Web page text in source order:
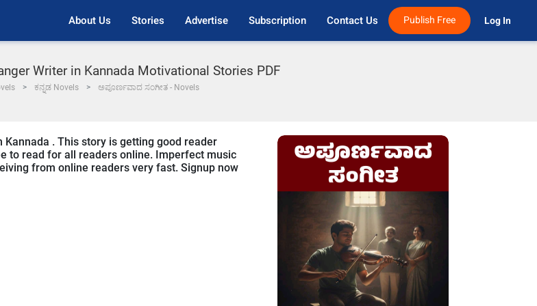
About Us Stories Advertise Subscription Contact Us Publish Free Log In
Writer in Kannada Motivational Stories PDF
ಕನ್ನಡ Novels ಅಪೂರ್ಣವಾದ ಸಂಗೀತ - Novels
. This story is getting good reader
to read for all readers online. Imperfect music
from online readers very fast. Signup now